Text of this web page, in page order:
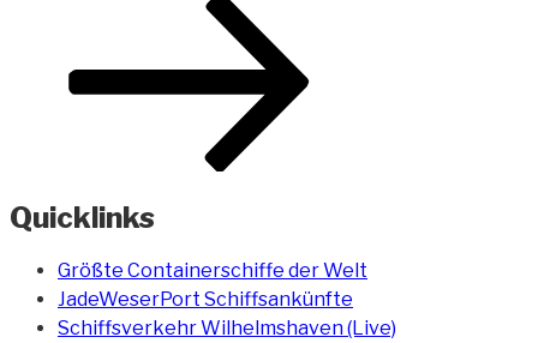
Quicklinks
Größte Containerschiffe der Welt
JadeWeserPort Schiffsankünfte
Schiffsverkehr Wilhelmshaven (Live)